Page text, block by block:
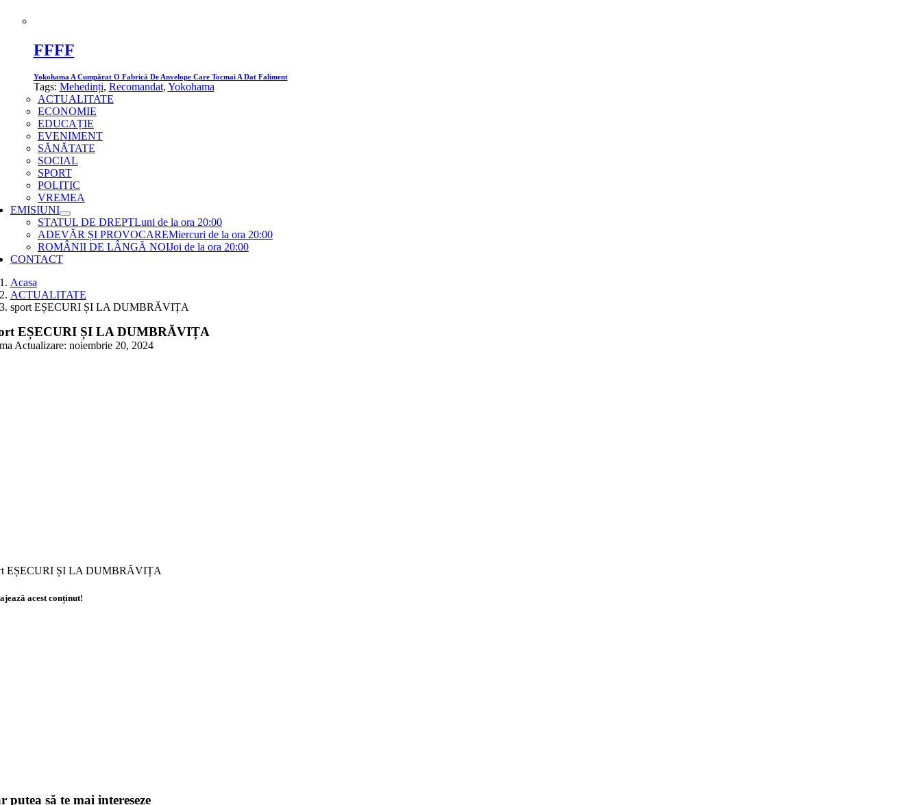
FFFF
Yokohama A Cumpărat O Fabrică De Anvelope Care Tocmai A Dat Faliment
Tags: Mehedinți, Recomandat, Yokohama
ACTUALITATE
ECONOMIE
EDUCAȚIE
EVENIMENT
SĂNĂTATE
SOCIAL
SPORT
POLITIC
VREMEA
EMISIUNI
STATUL DE DREPTLuni de la ora 20:00
ADEVĂR ȘI PROVOCAREMiercuri de la ora 20:00
ROMÂNII DE LÂNGĂ NOIJoi de la ora 20:00
CONTACT
Acasa
ACTUALITATE
sport EȘECURI ȘI LA DUMBRĂVIȚA
EȘECURI ȘI LA DUMBRĂVIȚA
Actualizare: noiembrie 20, 2024
EȘECURI ȘI LA DUMBRĂVIȚA
acest conținut!
putea să te mai intereseze